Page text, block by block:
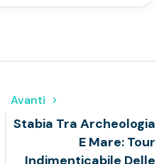
Avanti
Stabia Tra Archeologia
E Mare: Tour
Indimenticabile Delle